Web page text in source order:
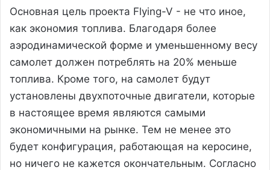
Основная цель проекта Flying-V - не что иное,
как экономия топлива. Благодаря более
аэродинамической форме и уменьшенному весу
самолет должен потреблять на 20% меньше
топлива. Кроме того, на самолет будут
установлены двухпоточные двигатели, которые
в настоящее время являются самыми
экономичными на рынке. Тем не менее это
будет конфигурация, работающая на керосине,
но ничего не кажется окончательным. Согласно